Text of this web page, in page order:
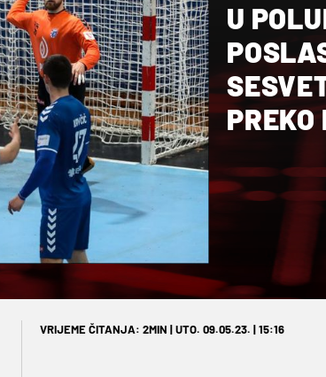
U
VRIJEME ČITANJA: 2MIN | UTO. 09.05.23. | 15:16